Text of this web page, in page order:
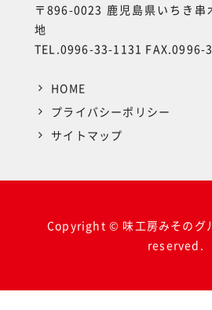
〒896-0023 鹿児島県いちき串
地
TEL.0996-33-1131 FAX.0996-
HOME
プライバシーポリシー
サイトマップ
Copyright © 味工房みその
reserved.